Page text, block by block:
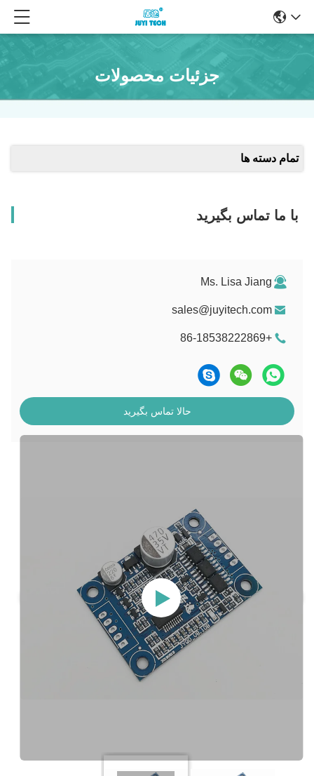
جزئیات محصولات
تمام دسته ها
با ما تماس بگیرید
Ms. Lisa Jiang
sales@juyitech.com
+86-18538222869
حالا تماس بگیرید